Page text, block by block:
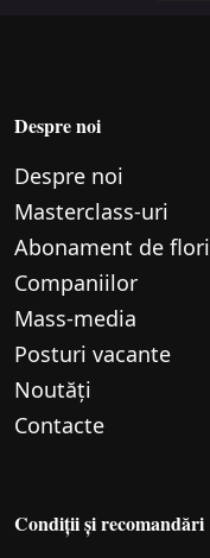
Despre noi
Despre noi
Маsterclass-uri
Abonament de flori
Companiilor
Mass-media
Posturi vacante
Noutăți
Contacte
Condiții și recomandări